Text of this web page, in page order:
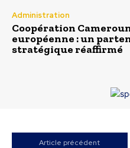
Administration
Coopération
européenne : un
stratégique réaffirmé
Article précédent